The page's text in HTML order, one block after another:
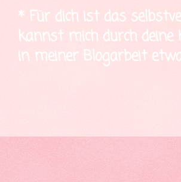
* Für dich ist das
kannst mich durch
in meiner Blogarbeit